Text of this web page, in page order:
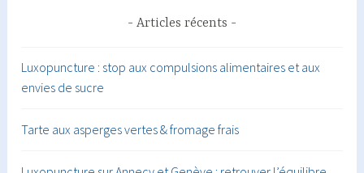
Articles récents
Luxopuncture : stop aux compulsions alimentaires et aux
envies de sucre
Tarte aux asperges vertes & fromage frais